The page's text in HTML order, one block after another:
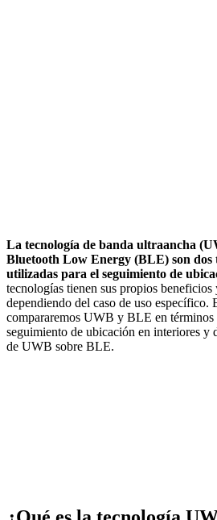
La tecnología de banda ultraancha
Bluetooth Low Energy (BLE) son dos
utilizadas para el seguimiento de
tecnologías tienen sus propios beneficios
dependiendo del caso de uso específico.
compararemos UWB y BLE en términos
seguimiento de ubicación en interiores y
de UWB sobre BLE.